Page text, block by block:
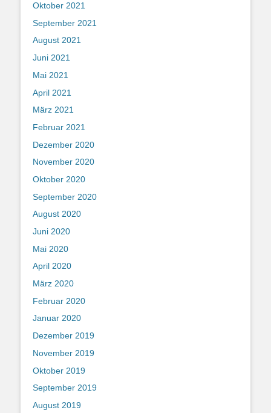
Oktober 2021
September 2021
August 2021
Juni 2021
Mai 2021
April 2021
März 2021
Februar 2021
Dezember 2020
November 2020
Oktober 2020
September 2020
August 2020
Juni 2020
Mai 2020
April 2020
März 2020
Februar 2020
Januar 2020
Dezember 2019
November 2019
Oktober 2019
September 2019
August 2019